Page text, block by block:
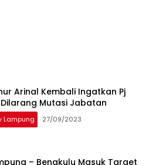
Arinal Kembali Ingatkan Pj
Mutasi Jabatan
Lampung 27/09/2023
– Bengkulu Masuk Target